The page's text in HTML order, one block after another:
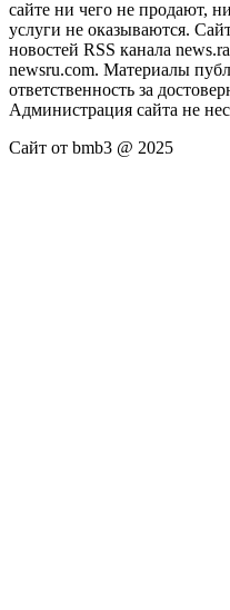
сайте ни чего не продают,
услуги не оказываются.
новостей RSS канала
newsru.com. Материалы
ответственность за
Администрация сайта не
Сайт от bmb3 @ 2025